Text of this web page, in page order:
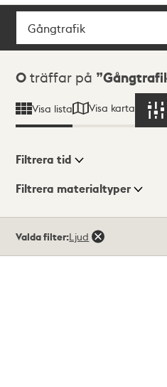
Sök
Sökresultat
0 träffar på
Visa lista Visa karta
Visningsläge
Filtrera tid
Filtrera materialtyper
träffar
Valda filter:Ljud